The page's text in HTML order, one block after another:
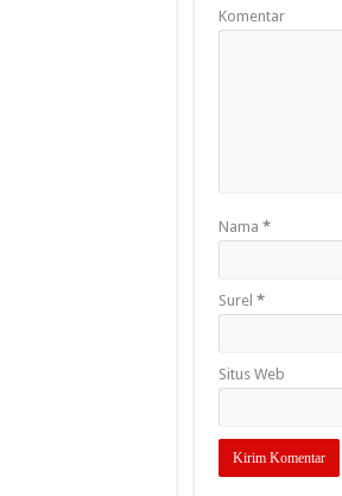
Komentar
Nama *
Surel *
Situs Web